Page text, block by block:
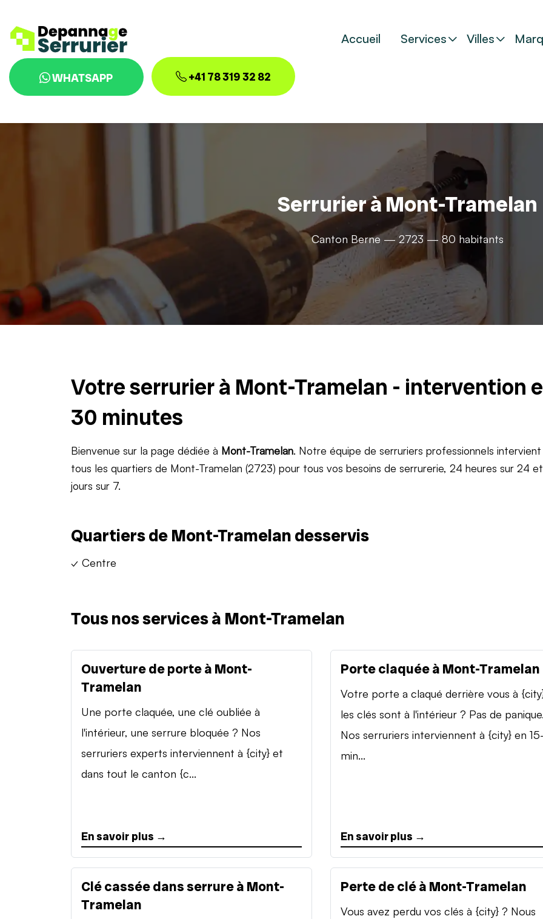
Accueil Services Villes
WHATSAPP +41 78 319 32 82
Serrurier à Mont-Tramelan
Canton Berne — 2723 — 80 habitants
Votre serrurier à Mont-Tramelan - intervention
30 minutes
Bienvenue sur la page dédiée à Mont-Tramelan. Notre équipe de serruriers professionnels intervient
tous les quartiers de Mont-Tramelan (2723) pour tous vos besoins de serrurerie, 24 heures sur 24
jours sur 7.
Quartiers de Mont-Tramelan desservis
✓ Centre
Tous nos services à Mont-Tramelan
Ouverture de porte à Mont-
Tramelan
Une porte claquée, une clé oubliée à
l'intérieur, une serrure bloquée ? Nos
serruriers experts interviennent à {city} et
dans tout le canton {c...
En savoir plus →
Porte claquée à Mont-Tramelan
Votre porte a claqué derrière vous à
les clés sont à l'intérieur ? Pas de
Nos serruriers interviennent à {city} en
min...
En savoir plus →
Clé cassée dans serrure à Mont-
Tramelan
Perte de clé à Mont-Tramelan
Vous avez perdu vos clés à {city} ? Nous